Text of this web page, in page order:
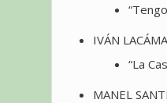
IVÁN
“La
MANEL